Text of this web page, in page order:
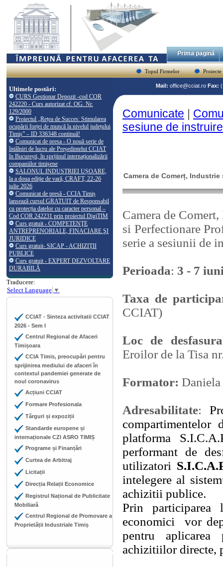
Prima pagină
Topul Firmelor Proiecte
Ultimele postări:
CURS Gestionar Depozit -cod COR
242220 - Curs autorizat cf. OG. Nr.
129/2000
Proiectul „Rețea de Succes: Stimularea
ocupării forței de muncă la nivelul județului
Timiș” – ID 336348 continuă!
Comunicat de presa - O nouă serie de
întâlniri de lucru ale Președintelui CCIAT
în București, în sprijinul internaționalizării
companiilor timișene
SALONUL INDUSTRIEI UȘOARE,
la a doua ediție de vară, CRAFT, 22-26
iulie 2026
Comunicat de presă - CCIA Timiș
lansează cursul GRATUIT de Responsabil
cu protecția datelor cu caracter personal –
Cod COR 242231 prin proiectul DigiTIM
Curs gratuit - COMPETENŢE
ANTREPRENORIALE, FINACIARE ŞI
JURIDICE
Curs gratuit- SICAP - ACHIZIŢII
PUBLICE
Curs gratuit - EXPERT DEZVOLTARE
DURABILĂ
Traducere:
Select Language ▼
CCIAT - Sinteza activitatii CCIAT
2026 - Sem I
Centrul Regional de Afaceri
Timișoara
CCIA Timis, preocupări pentru
sprijinirea mediului de afaceri în
contextul pandemiei generate de
noul coronavirus
Acțiuni CCIAT
Formare Profesionala
Târguri și expoziții
Standarde europene și
internaționale CZI ASRO TIMIȘ
Programe și Finanțări
Curtea de Arbitraj
Licitații
Direcția Relații Economice
Registrul Național de Publicitate
Mobiliară
Centrul Regional de Promovare a
Proprietății Industriale Timiș
Mail: office@cciat.ro Fax:
Comunicate |
sesiune de
Camera de Comerț,
Camera de
si Perfectionare
serie a sesiunii de
Perioada: 3 - 7
Taxa de
CCIAT)
Loc de
Eroilor de la Tisa
Formator:
Adresabilitate:
platforma
performant de
utilizatori
intelegere al
achizitii publice.
Prin
economici
vor
pentru
achizitiilor directe,